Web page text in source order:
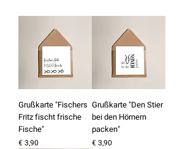
Grußkarte "Fischers
Fritz fischt frische
Fische"
Preis
€ 3,90
Grußkarte "Den Stier
bei den Hörnern
packen"
Preis
€ 3,90